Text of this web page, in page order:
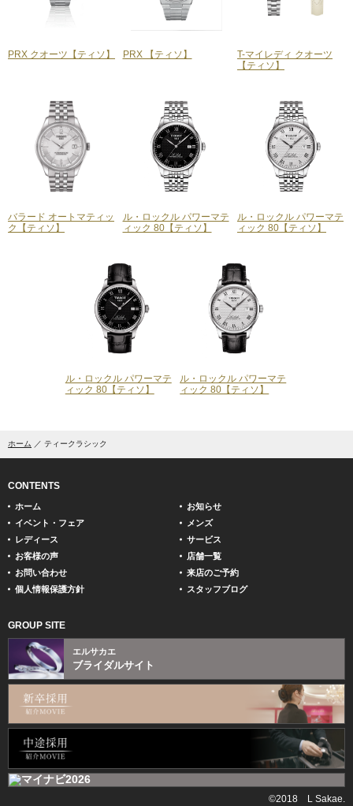
PRX クオーツ【ティソ】 PRX 【ティソ】
T-マイレディ クオーツ
【ティソ】
バラード オートマティッ
ク【ティソ】
ル・ロックル パワーマテ
ィック 80【ティソ】
ル・ロックル パワーマテ
ィック 80【ティソ】
ル・ロックル パワーマテ
ィック 80【ティソ】
ル・ロックル パワーマテ
ィック 80【ティソ】
ホーム ティークラシック
CONTENTS
ホーム
お知らせ
イベント・フェア
メンズ
レディース
サービス
お客様の声
店舗一覧
お問い合わせ
来店のご予約
個人情報保護方針
スタッフブログ
GROUP SITE
エルサカエ
ブライダルサイト
©2018 L Sakae.